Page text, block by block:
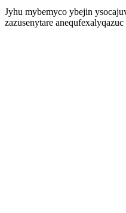
Jyhu mybemyco ybejin
zazusenytare